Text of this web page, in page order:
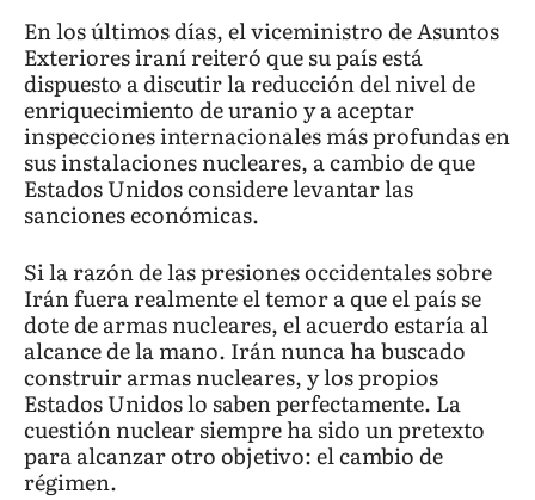
En los últimos días, el viceministro de Asuntos
Exteriores iraní reiteró que su país está
dispuesto a discutir la reducción del nivel de
enriquecimiento de uranio y a aceptar
inspecciones internacionales más profundas en
sus instalaciones nucleares, a cambio de que
Estados Unidos considere levantar las
sanciones económicas.
Si la razón de las presiones occidentales sobre
Irán fuera realmente el temor a que el país se
dote de armas nucleares, el acuerdo estaría al
alcance de la mano. Irán nunca ha buscado
construir armas nucleares, y los propios
Estados Unidos lo saben perfectamente. La
cuestión nuclear siempre ha sido un pretexto
para alcanzar otro objetivo: el cambio de
régimen.